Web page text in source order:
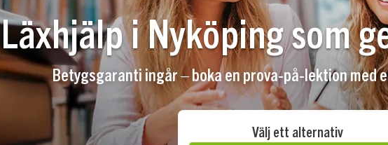
Läxhjälp i Nyköping som
Betygsgaranti ingår – boka en prova-på-lektion med
Välj ett alternativ